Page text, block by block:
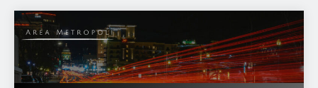
Saltar
al
contenido